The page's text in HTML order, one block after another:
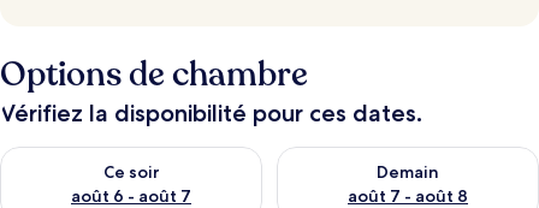
Options de chambre
Vérifiez la disponibilité pour ces dates.
Ce soir
août 6 - août 7
Vérifier la disponibilité pour ce soir août 6 - août 7
Demain
août 7 - août 8
Vérifier la disponibilité pour